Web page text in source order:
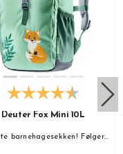
Deuter Fox Mini 10L
Perfekte barnehagesekken! Følger med sitteunderlag!